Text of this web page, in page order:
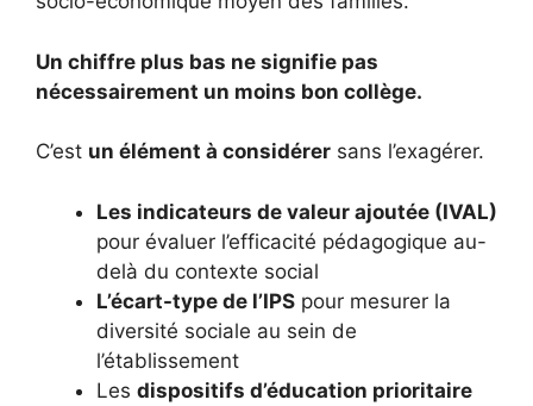
Un chiffre plus bas ne signifie pas
nécessairement un moins bon collège.
C’est un élément à considérer sans l’exagérer.
Les indicateurs de valeur ajoutée (IVAL)
pour évaluer l’efficacité pédagogique au-
delà du contexte social
L’écart-type de l’IPS pour mesurer la
diversité sociale au sein de
l’établissement
Les dispositifs d’éducation prioritaire